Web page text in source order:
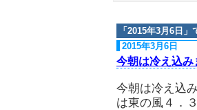
「 2015年3月6日 」
2015年3月6日
今朝は冷え込み
今朝は冷え込
は東の風４．